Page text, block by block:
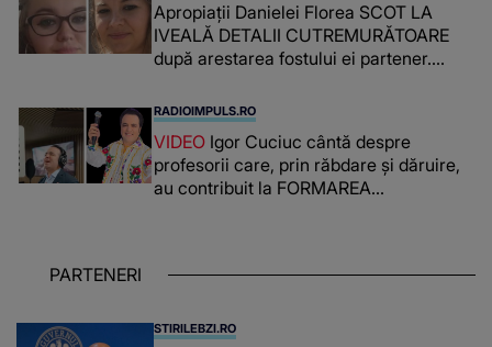
Apropiații Danielei Florea SCOT LA
IVEALĂ DETALII CUTREMURĂTOARE
după arestarea fostului ei partener.
românca ucisă în Italia și ascunsă în
lada unui pat: " Îmi pare rău că nu am
reușit să fac mai mult pentru ea și..."
RADIOIMPULS.RO
VIDEO Igor Cuciuc cântă despre
profesorii care, prin răbdare și dăruire,
au contribuit la FORMAREA
chiar și după trecerea anilor: "De
PARTENERI
STIRILEBZI.RO